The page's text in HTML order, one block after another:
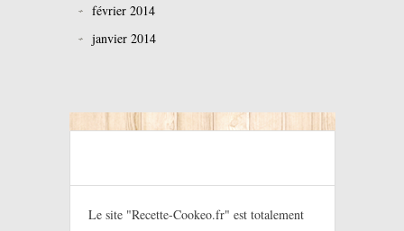
février 2014
janvier 2014
Le site "Recette-Cookeo.fr" est totalement